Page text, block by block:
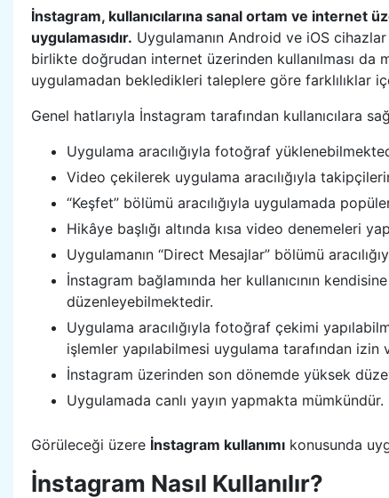
İnstagram, kullanıcılarına sanal ortam ve internet
uygulamasıdır. Uygulamanın Android ve iOS
birlikte doğrudan internet üzerinden kullanılması da
uygulamadan bekledikleri taleplere göre farklılıklar
Genel hatlarıyla İnstagram tarafından kullanıcılara
Uygulama aracılığıyla fotoğraf
Video çekilerek uygulama aracılığıyla
“Keşfet” bölümü aracılığıyla uygulamada
Hikâye başlığı altında kısa video denemeleri
Uygulamanın “Direct Mesajlar” bölümü
İnstagram bağlamında her kullanıcının
düzenleyebilmektedir.
Uygulama aracılığıyla fotoğraf çekimi
işlemler yapılabilmesi uygulama tarafından
İnstagram üzerinden son dönemde yüksek
Uygulamada canlı yayın yapmakta mümkündür.
Görüleceği üzere İnstagram kullanımı konusunda
İnstagram Nasıl Kullanılır?